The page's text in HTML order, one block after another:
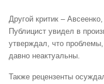
Другой критик –
Публицист увидел в
утверждал, что
давно неактуальны.
Также рецензенты